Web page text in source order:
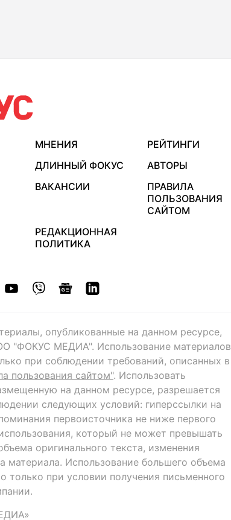
МНЕНИЯ
РЕЙТИНГИ
ДЛИННЫЙ ФОКУС
АВТОРЫ
ВАКАНСИИ
ПРАВИЛА
ПОЛЬЗОВАНИЯ
САЙТОМ
РЕДАКЦИОННАЯ
ПОЛИТИКА
опубликованные на данном ресурсе,
"ФОКУС МЕДИА". Использование материалов
при соблюдении требований, описанных в
пользования сайтом". Использовать
на данном ресурсе, разрешается
следующих условий: гиперссылки на
первоисточника не ниже первого
который не может превышать
оригинального текста, изменения
материала. Использование большего объема
только при условии получения письменного